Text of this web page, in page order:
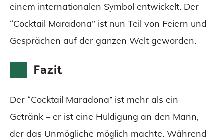
einem internationalen Symbol entwickelt. Der
“Cocktail Maradona” ist nun Teil von Feiern und
Gesprächen auf der ganzen Welt geworden.
Fazit
Der “Cocktail Maradona” ist mehr als ein
Getränk – er ist eine Huldigung an den Mann,
der das Unmögliche möglich machte. Während